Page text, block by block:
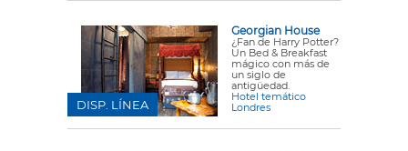
Georgian House
¿Fan de Harry Potter?
Un Bed & Breakfast
mágico con más de
un siglo de
antigüedad.
Hotel temático
Londres
DISP. LÍNEA